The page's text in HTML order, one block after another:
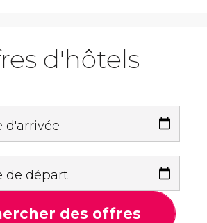
d'hôtels
d'arrivée
de départ
des offres